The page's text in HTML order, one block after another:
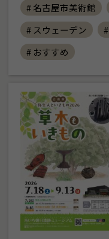
# 名古屋市美術館
# スウェーデン
# おすすめ